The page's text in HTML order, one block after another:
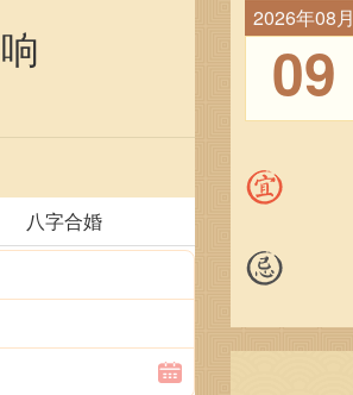
八字合婚
2026年08月
09